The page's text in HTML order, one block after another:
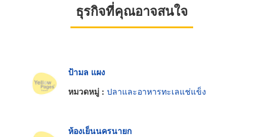
ธุรกิจที่คุณอาจสนใจ
ป้ามล แผง
หมวดหมู่ : ปลาและอาหารทะเลแช่แข็ง
ห้องเย็นนครนายก